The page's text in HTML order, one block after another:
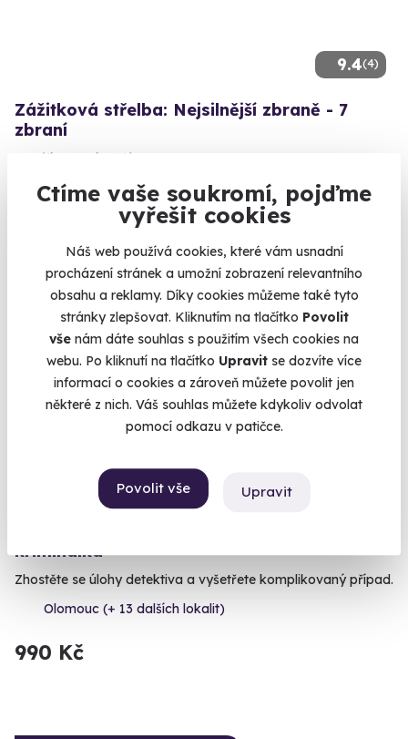
Ctíme vaše soukromí, pojďme
vyřešit cookies
Náš web používá cookies, které vám usnadní
procházení stránek a umožní zobrazení relevantního
obsahu a reklamy. Díky cookies můžeme také tyto
stránky zlepšovat. Kliknutím na tlačítko Povolit
vše nám dáte souhlas s použitím všech cookies na
webu. Po kliknutí na tlačítko Upravit se dozvíte více
informací o cookies a zároveň můžete povolit jen
některé z nich. Váš souhlas můžete kdykoliv odvolat
pomocí odkazu v patičce.
Povolit vše Upravit
9.4(4)
Zážitková střelba: Nejsilnější zbraně - 7
zbraní
Vypálíte 13 výstřelů!
Drahany (okres Prostějov)
(+ 28 dalších lokalit)
3 599 Kč
Volný termín už 07. 08. 2026
kriminálka
Zhostěte se úlohy detektiva a vyšetřete komplikovaný případ.
Olomouc (+ 13 dalších lokalit)
990 Kč